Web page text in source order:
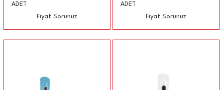
ADET
Fiyat Sorunuz
ADET
Fiyat Sorunuz